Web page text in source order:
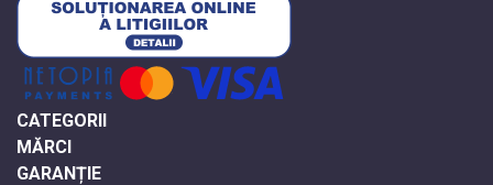
CATEGORII
MĂRCI
GARANȚIE